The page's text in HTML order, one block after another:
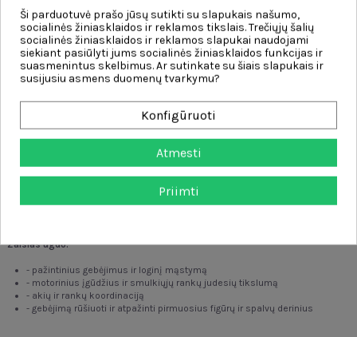
sumaniai suderintas laisvas žaidimas ir mokymasis. Mažylių pagrindinė
užduotis – suderintididelius medinius blokeliussu atitinkamomis angomis
paruoštose lentelėse. Specialiai suprojektuotos išėmos kortelėse
veiksmingai neleidžia detalėms pasislinkti, todėl paveikslėlių sudėliojimas
tampa lengvesnis ir nekelia nusivylimo, o kartu skatina tikslumo įgūdžių
ugdymą.
- žaislas skirtas vaikams nuo 12 mėnesių
- dėlionės yra įvairių formų ir spalvų, kad puikiai tilptų į paveikslėlius
- blokai pagaminti iš ekologiškos, FSC sertifikuotos medienos
- profiliuotos išėmos ant kortelių garantuoja sudėliotų elementų
stabilumą
Žaislas ugdo:
- pažintinius gebėjimus ir loginį mąstymą
- motorinius įgūdžius ir smulkiųjų rankų judesių tikslumą
- akių ir rankų koordinaciją
- gebėjimą rūšiuoti ir atpažinti pirmuosius figūrų ir spalvų derinius
Ši parduotuvė prašo jūsų sutikti su slapukais našumo,
socialinės žiniasklaidos ir reklamos tikslais. Trečiųjų šalių
socialinės žiniasklaidos ir reklamos slapukai naudojami
siekiant pasiūlyti jums socialinės žiniasklaidos funkcijas ir
suasmenintus skelbimus. Ar sutinkate su šiais slapukais ir
susijusiu asmens duomenų tvarkymu?
Konfigūruoti
Atmesti
Priimti